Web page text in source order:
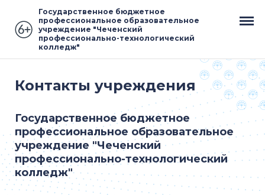
Государственное бюджетное
профессиональное образовательное
учреждение "Чеченский
профессионально-технологический
колледж"
Контакты учреждения
Государственное бюджетное
профессиональное образовательное
учреждение "Чеченский
профессионально-технологический
колледж"